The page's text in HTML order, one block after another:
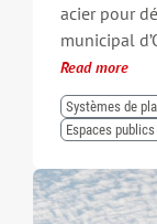
acier pour
municipal
Read more
Systèmes de
Espaces